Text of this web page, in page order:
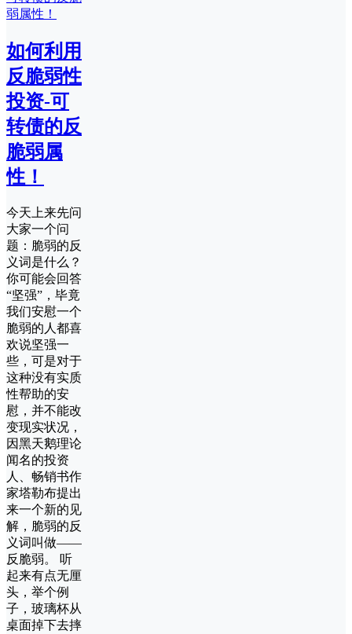
如何利用
反脆弱性
投资-可
转债的反
脆弱属
性！
今天上来先问
大家一个问
题：脆弱的反
义词是什么？
你可能会回答
“坚强”，毕竟
我们安慰一个
脆弱的人都喜
欢说坚强一
些，可是对于
这种没有实质
性帮助的安
慰，并不能改
变现实状况，
因黑天鹅理论
闻名的投资
人、畅销书作
家塔勒布提出
来一个新的见
解，脆弱的反
义词叫做——
反脆弱。 听
起来有点无厘
头，举个例
子，玻璃杯从
桌面掉下去摔